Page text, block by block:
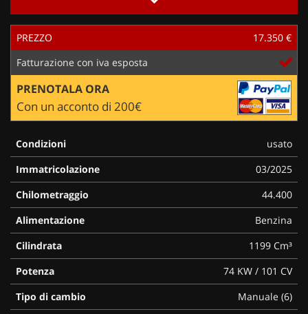
PREZZO
17.350 €
Fatturazione con iva esposta
PRENOTALA ORA
Con un acconto di 200€
Condizioni
usato
Immatricolazione
03/2025
Chilometraggio
44.400
Alimentazione
Benzina
Cilindrata
1199 Cm³
Potenza
74 KW / 101 CV
Tipo di cambio
Manuale (6)